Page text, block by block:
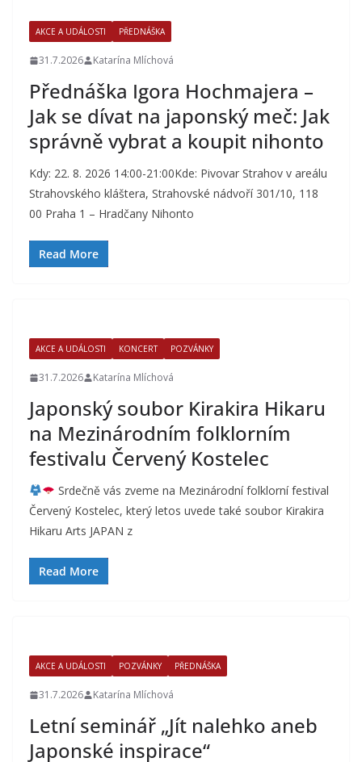
AKCE A UDÁLOSTI PŘEDNÁŠKA
31.7.2026 Katarína Mlíchová
Přednáška Igora Hochmajera –
Jak se dívat na japonský meč: Jak
správně vybrat a koupit nihonto
Kdy: 22. 8. 2026 14:00-21:00Kde: Pivovar Strahov v areálu
Strahovského kláštera, Strahovské nádvoří 301/10, 118
00 Praha 1 – Hradčany Nihonto
Read More
AKCE A UDÁLOSTI KONCERT POZVÁNKY
31.7.2026 Katarína Mlíchová
Japonský soubor Kirakira Hikaru
na Mezinárodním folklorním
festivalu Červený Kostelec
Srdečně vás zveme na Mezinárodní folklorní festival
Červený Kostelec, který letos uvede také soubor Kirakira
Hikaru Arts JAPAN z
Read More
AKCE A UDÁLOSTI POZVÁNKY PŘEDNÁŠKA
31.7.2026 Katarína Mlíchová
Letní seminář „Jít nalehko aneb
Japonské inspirace“